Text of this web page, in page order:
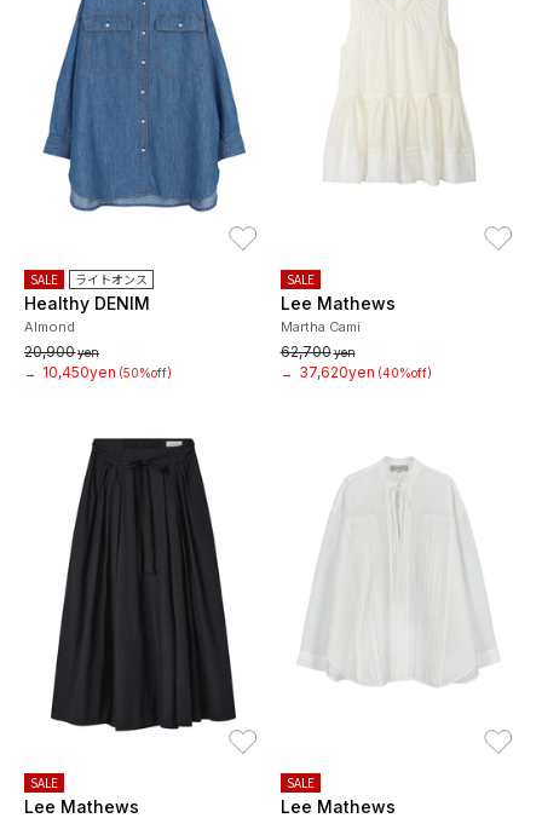
SALE ライトオンス
Healthy DENIM
Almond
20,900yen
→
10,450yen (50%off)
SALE
Lee Mathews
Martha Cami
62,700yen
→
37,620yen (40%off)
SALE
Lee Mathews
SALE
Lee Mathews